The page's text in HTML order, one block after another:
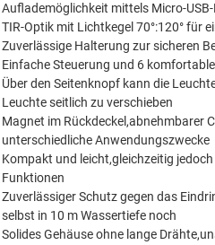
Auflademöglichkeit mittels Micro-USB-
TIR-Optik mit Lichtkegel 70°:120° für
Zuverlässige Halterung zur sicheren
Einfache Steuerung und 6
Über den Seitenknopf kann die
Leuchte seitlich zu verschieben
Magnet im Rückdeckel,abnehmbarer
unterschiedliche Anwendungszwecke
Kompakt und leicht,gleichzeitig
Funktionen
Zuverlässiger Schutz gegen das
selbst in 10 m Wassertiefe noch
Solides Gehäuse ohne lange